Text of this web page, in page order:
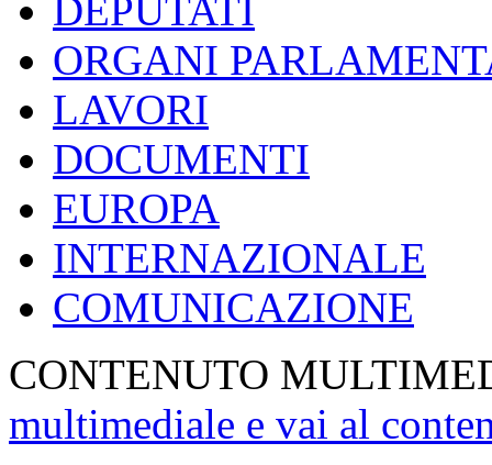
DEPUTATI
ORGANI
LAVORI
DOCUMENTI
EUROPA
INTERNAZIONALE
COMUNICAZIONE
CONTENUTO
multimediale e vai al